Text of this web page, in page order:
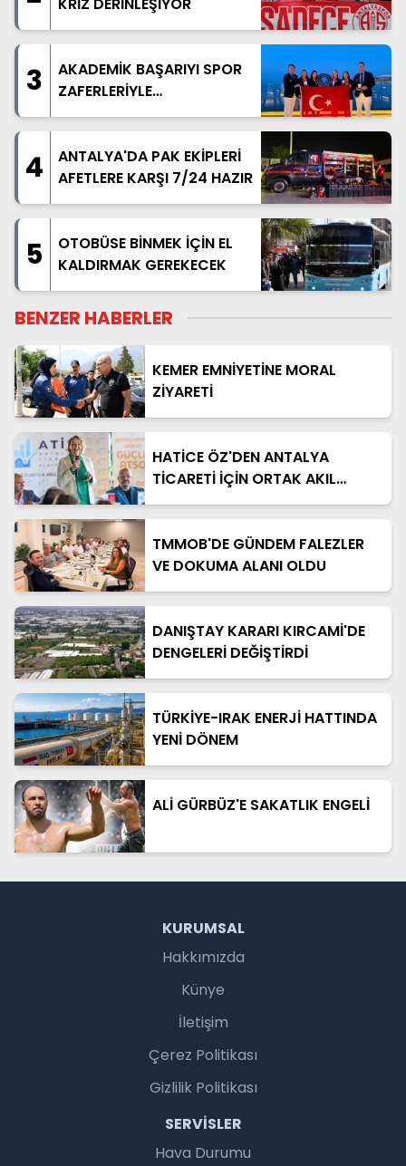
KRİZ DERİNLEŞİYOR
3
AKADEMİK BAŞARIYI SPOR
ZAFERLERİYLE
TAÇLANDIRDILAR
4
ANTALYA'DA PAK EKİPLERİ
AFETLERE KARŞI 7/24 HAZIR
5
OTOBÜSE BİNMEK İÇİN EL
KALDIRMAK GEREKECEK
BENZER HABERLER
KEMER EMNİYETİNE MORAL
ZİYARETİ
HATİCE ÖZ'DEN ANTALYA
TİCARETİ İÇİN ORTAK AKIL
MESAJI
TMMOB'DE GÜNDEM FALEZLER
VE DOKUMA ALANI OLDU
DANIŞTAY KARARI KIRCAMİ'DE
DENGELERİ DEĞİŞTİRDİ
TÜRKİYE-IRAK ENERJİ HATTINDA
YENİ DÖNEM
ALİ GÜRBÜZ'E SAKATLIK ENGELİ
KURUMSAL
Hakkımızda
Künye
İletişim
Çerez Politikası
Gizlilik Politikası
SERVISLER
Hava Durumu